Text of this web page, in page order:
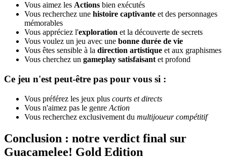
Vous aimez les Actions bien exécutés
Vous recherchez une histoire captivante et des personnages
mémorables
Vous appréciez l'exploration et la découverte de secrets
Vous voulez un jeu avec une bonne durée de vie
Vous êtes sensible à la direction artistique et aux graphismes
Vous cherchez un gameplay satisfaisant et profond
Ce jeu n'est peut-être pas pour vous si :
Vous préférez les jeux plus courts et directs
Vous n'aimez pas le genre Action
Vous recherchez exclusivement du multijoueur compétitif
Conclusion : notre verdict final sur
Guacamelee! Gold Edition